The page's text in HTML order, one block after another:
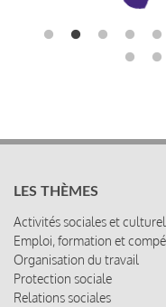
LES THÈMES
Activités sociales et
Emploi, formation et
Organisation du travail
Protection sociale
Relations sociales